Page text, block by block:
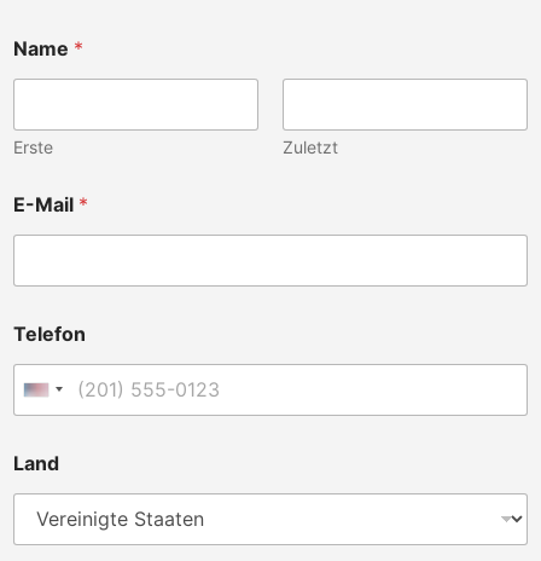
k
o
e
s
c
e
l
n
k
e
s
Name *
Erste Zuletzt
E-Mail *
Telefon
Vereinigte Staaten +1
Land